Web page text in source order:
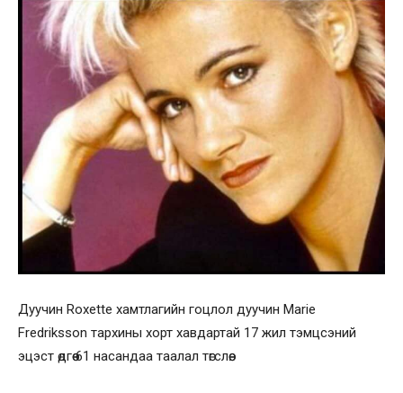
Дуучин Roxette хамтлагийн гоцлол дуучин Marie
Fredriksson тархины хорт хавдартай 17 жил тэмцсэний
эцэст өдгөө 61 насандаа таалал төгслөө.